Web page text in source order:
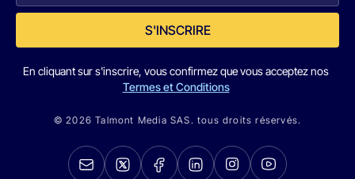
S'INSCRIRE
En cliquant sur s'inscrire, vous confirmez que vous acceptez nos
Termes et Conditions
© 2026 Talmont Media SAS. tous droits réservés.